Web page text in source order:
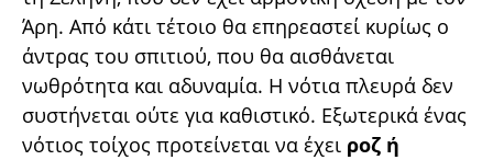
Άρη. Από κάτι τέτοιο θα επηρεαστεί κυρίως ο
άντρας του σπιτιού, που θα αισθάνεται
νωθρότητα και αδυναμία. Η νότια πλευρά δεν
συστήνεται ούτε για καθιστικό. Εξωτερικά ένας
νότιος τοίχος προτείνεται να έχει ροζ ή